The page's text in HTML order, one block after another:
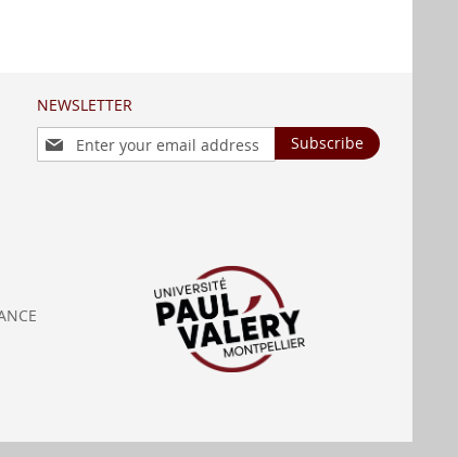
NEWSLETTER
Sign
Up
Subscribe